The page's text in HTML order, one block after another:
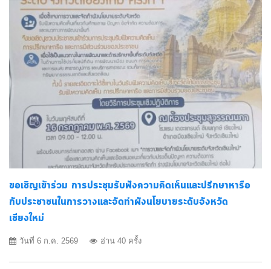
ขอเชิญเข้าร่วม การประชุมรับฟังความคิดเห็นและปรึกษาหารือ
กับประชาชนในการวางและจัดทำผังนโยบายระดับจังหวัด
เชียงใหม่
วันที่ 6 ก.ค. 2569 อ่าน 40 ครั้ง